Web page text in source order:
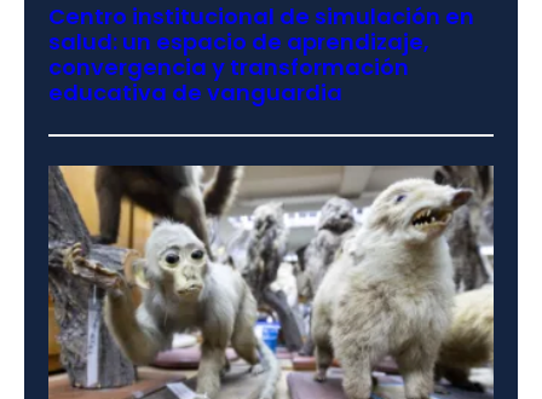
Centro institucional de simulación en
salud: un espacio de aprendizaje,
convergencia y transformación
educativa de vanguardia